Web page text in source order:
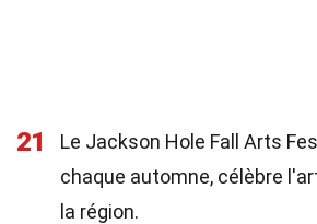
21
Le Jackson Hole Fall Arts
chaque automne, célèbre
la région.